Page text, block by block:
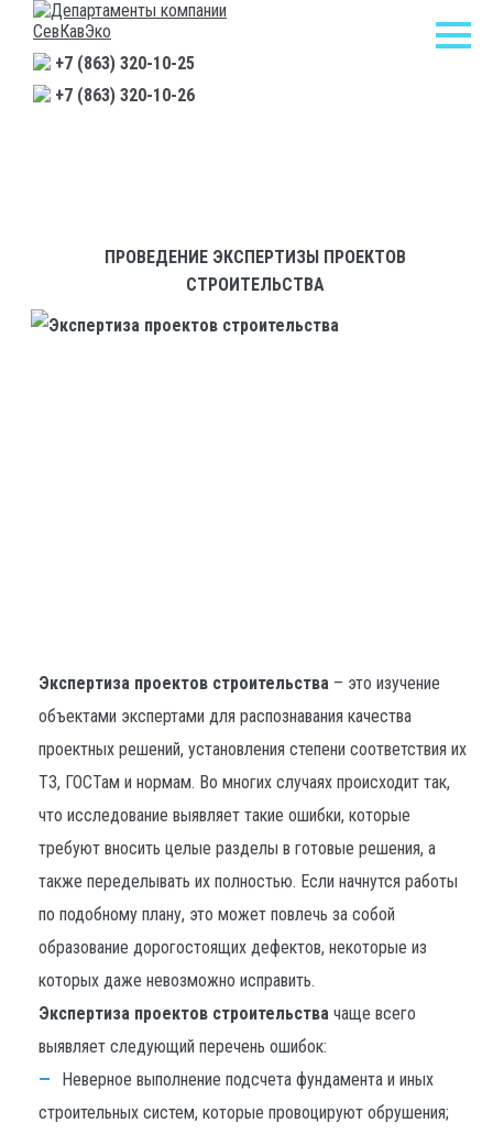
+7 (863) 320-10-25
+7 (863) 320-10-26
ПРОВЕДЕНИЕ ЭКСПЕРТИЗЫ ПРОЕКТОВ
СТРОИТЕЛЬСТВА
Экспертиза проектов строительства – это изучение
объектами экспертами для распознавания качества
проектных решений, установления степени соответствия их
ТЗ, ГОСТам и нормам. Во многих случаях происходит так,
что исследование выявляет такие ошибки, которые
требуют вносить целые разделы в готовые решения, а
также переделывать их полностью. Если начнутся работы
по подобному плану, это может повлечь за собой
образование дорогостоящих дефектов, некоторые из
которых даже невозможно исправить.
Экспертиза проектов строительства чаще всего
выявляет следующий перечень ошибок:
Неверное выполнение подсчета фундамента и иных
строительных систем, которые провоцируют обрушения;